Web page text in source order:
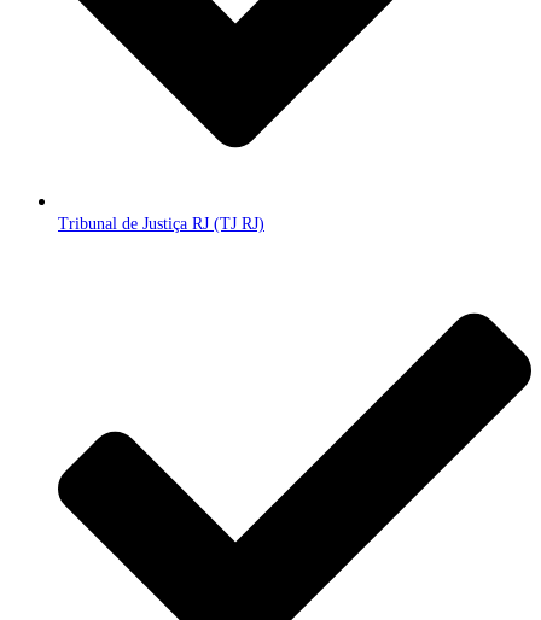
Tribunal de Justiça RJ (TJ RJ)